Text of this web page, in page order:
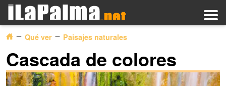
Qué ver Paisajes naturales
Cascada de colores